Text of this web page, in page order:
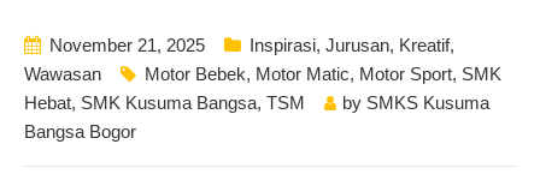
November 21, 2025 Inspirasi, Jurusan, Kreatif,
Wawasan
Motor Bebek, Motor Matic, Motor Sport, SMK
Hebat, SMK Kusuma Bangsa, TSM by SMKS Kusuma
Bangsa Bogor